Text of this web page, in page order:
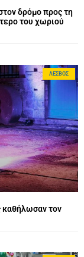
δρόμο προς τη
του χωριού
ΛΈΣΒΟΣ
καθήλωσαν τον